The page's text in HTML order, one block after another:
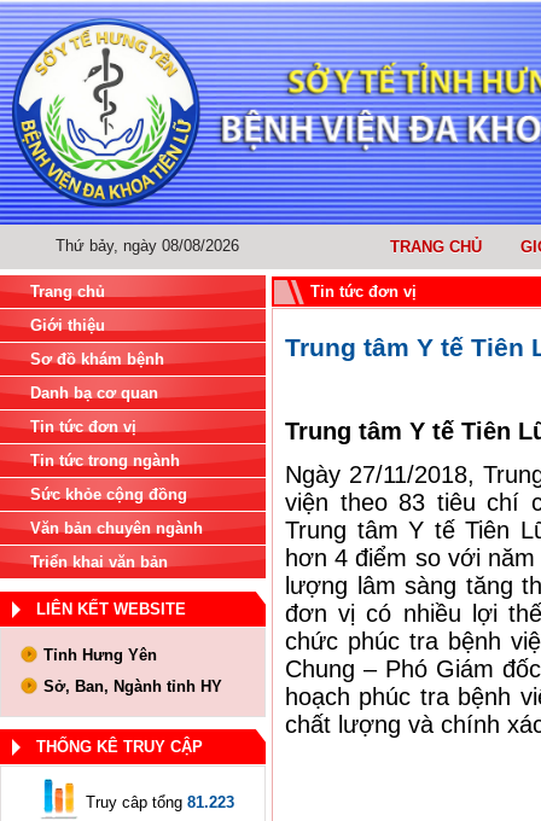
Thứ bảy, ngày 08/08/2026 TRANG CHỦ
Trang chủ
Giới thiệu
Sơ đồ khám bệnh
Danh bạ cơ quan
Tin tức đơn vị
Tin tức trong ngành
Sức khỏe cộng đồng
Văn bản chuyên ngành
Triển khai văn bản
LIÊN KẾT WEBSITE
Tỉnh Hưng Yên
Sở, Ban, Ngành tỉnh HY
THỐNG KÊ TRUY CẬP
Truy câp tổng 81.223
Tin tức đơn vị
Trung tâm Y tế
Trung tâm Y tế Tiên
Ngày 27/11/2018,
viện theo 83 tiêu chí
Trung tâm Y tế Tiên
hơn 4 điểm so với
lượng lâm sàng tăng
đơn vị có nhiều lợi
chức phúc tra bệnh
Chung – Phó Giám
hoạch phúc tra bệnh
chất lượng và chính